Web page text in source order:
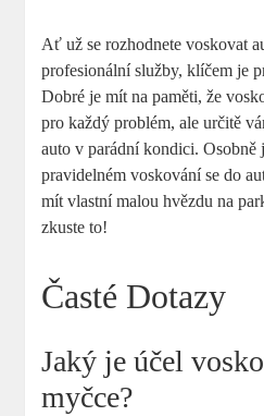
Ať už se rozhodnete voskovat
profesionální služby, klíčem je
Dobré je mít na paměti, že
pro každý problém, ale určitě
auto v parádní kondici. Osobně
pravidelném voskování se do
mít vlastní malou hvězdu na
zkuste to!
Časté Dotazy
Jaký je účel
myčce?